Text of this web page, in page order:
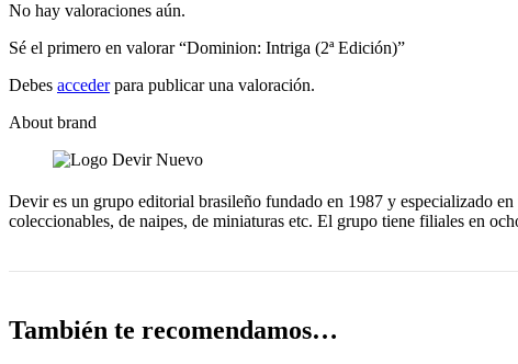
No hay valoraciones aún.
Sé el primero en valorar “Dominion: Intriga (2ª Edición)”
Debes accederpara publicar una valoración.
About brand
Devir es un grupo editorial brasileño fundado en 1987 y especializado
coleccionables, de naipes, de miniaturas etc. El grupo tiene filiales en
También te recomendamos…